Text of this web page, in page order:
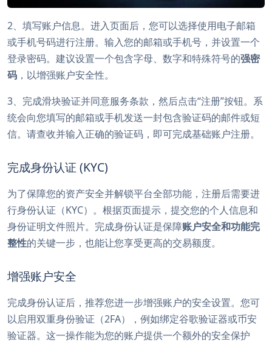
2、填写账户信息。进入页面后，您可以选择使用电子邮箱
或手机号码进行注册。输入您的邮箱或手机号，并设置一个
登录密码。建议设置一个包含字母、数字和特殊符号的强密
码 ，以增强账户安全性。
3、完成滑块验证并同意服务条款，然后点击“注册”按钮。系
统会向您填写的邮箱或手机发送一封包含验证码的邮件或短
信。请查收并输入正确的验证码，即可完成基础账户注册。
完成身份认证 (KYC)
为了保障您的资产安全并解锁平台全部功能，注册后需要进
行身份认证（KYC）。根据页面提示，提交您的个人信息和
身份证明文件照片。完成身份认证是保障账户安全和功能完
整性的关键一步，也能让您享受更高的交易额度。
增强账户安全
完成身份认证后，推荐您进一步增强账户的安全设置。您可
以启用双重身份验证（2FA），例如绑定谷歌验证器或币安
验证器。这一操作能为您的账户提供一个额外的安全保护